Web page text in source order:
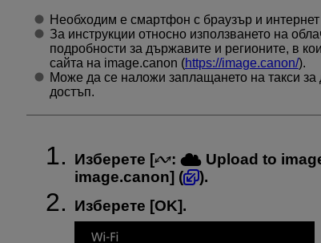
Необходим е смартфон с браузър и интернет
За инструкции относно използването на
подробности за държавите и регионите, в
сайта на image.canon (https://image.canon/).
Може да се наложи заплащането на такси за
достъп.
Изберете [ : Upload to
image.canon] (
).
Изберете [OK].